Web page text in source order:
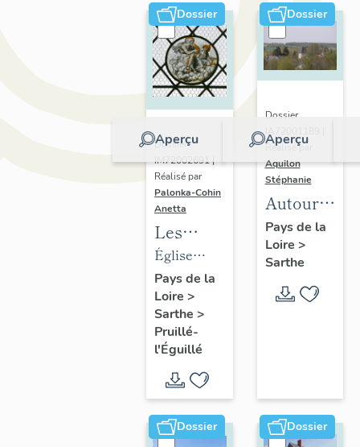
Dossier
Aperçu
Dossier
IM72002691 |
Réalisé par
Palonka-Cohin
Anetta
Les
objets
mobiliers
de
l'église
Saint-
Christophe
de
Pruillé-
l'Eguillé
Église
paroissiale
Saint-
Christophe
de Pruillé-
l'Éguillé
Pays de la
Loire >
Sarthe >
Pruillé-
l'Éguillé
Dossier
Aperçu
Dossier
IA72001189 |
Réalisé par
Aquilon
Stéphanie
Autour
de la
forêt de
Bercé
(vallée
l'opération
Pays de la
Loire >
Sarthe
Dossier Dossier